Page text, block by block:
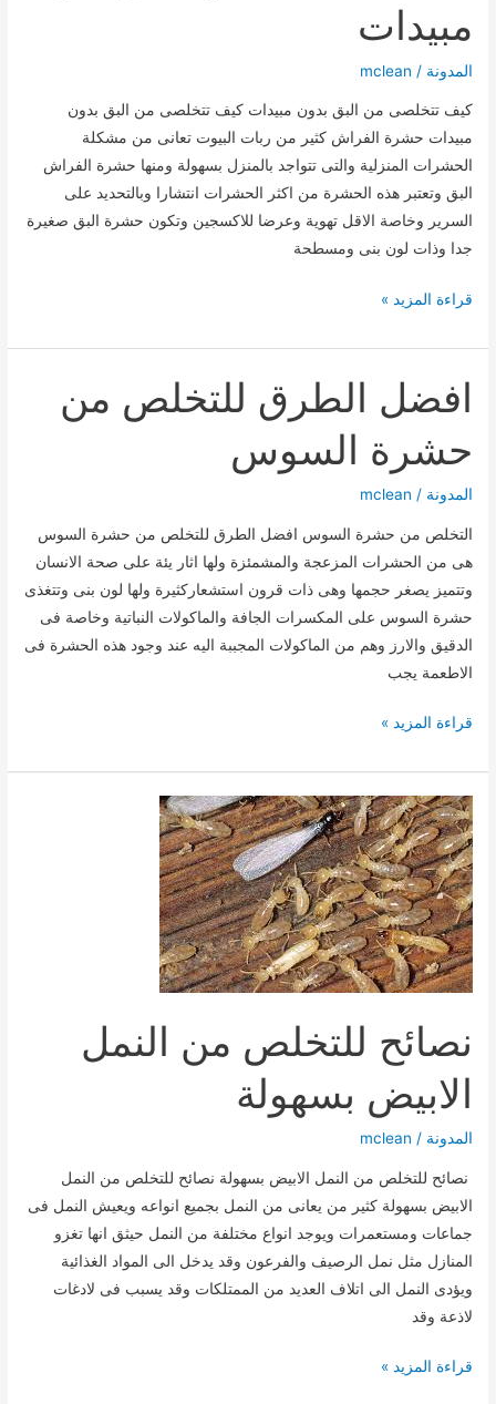
مبيدات
المدونة /
mclean
كيف تتخلصى من البق بدون مبيدات كيف تتخلصى من البق بدون
مبيدات حشرة الفراش كثير من ربات البيوت تعانى من مشكلة
الحشرات المنزلية والتى تتواجد بالمنزل بسهولة ومنها حشرة الفراش
البق وتعتبر هذه الحشرة من اكثر الحشرات انتشارا وبالتحديد على
السرير وخاصة الاقل تهوية وعرضا للاكسجين وتكون حشرة البق صغيرة
جدا وذات لون بنى ومسطحة
كيف
من
البق
بدون
قراءة المزيد »
افضل الطرق للتخلص من
حشرة السوس
المدونة /
mclean
التخلص من حشرة السوس افضل الطرق للتخلص من حشرة السوس
هى من الحشرات المزعجة والمشمئزة ولها اثار يئة على صحة الانسان
وتتميز يصغر حجمها وهى ذات قرون استشعاركثيرة ولها لون بنى وتتغذى
حشرة السوس على المكسرات الجافة والماكولات النباتية وخاصة فى
الدقيق والارز وهم من الماكولات المجببة اليه عند وجود هذه الحشرة فى
الاطعمة يجب
افضل
للتخلص
من
حشرة
السوس
قراءة المزيد »
نصائح للتخلص من النمل
الابيض بسهولة
المدونة /
mclean
نصائح للتخلص من النمل الابيض بسهولة نصائح للتخلص من النمل
الابيض بسهولة كثير من يعانى من النمل بجميع انواعه ويعيش النمل فى
جماعات ومستعمرات ويوجد انواع مختلفة من النمل حيثق انها تغزو
المنازل مثل نمل الرصيف والفرعون وقد يدخل الى المواد الغذائية
ويؤدى النمل الى اتلاف العديد من الممتلكات وقد يسبب فى لادغات
لاذعة وقد
نصائح
قراءة المزيد »